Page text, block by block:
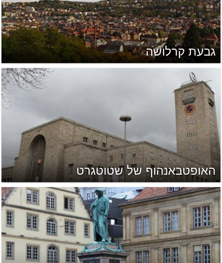
גבעת קרלושה
האופטבאנהוף של שטוטגרט